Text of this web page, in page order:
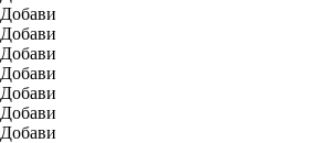
Добави
Добави
Добави
Добави
Добави
Добави
Добави